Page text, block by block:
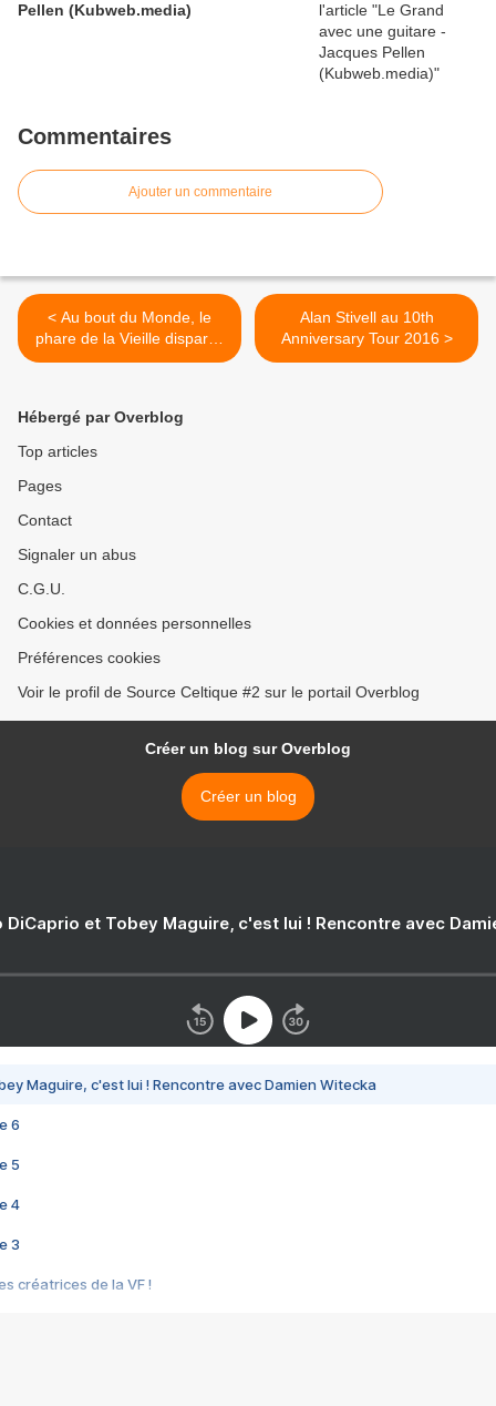
Pellen (Kubweb.media)
Commentaires
Ajouter un commentaire
< Au bout du Monde, le
phare de la Vieille disparait
dans les embruns
Alan Stivell au 10th
Anniversary Tour 2016 >
Hébergé par Overblog
Top articles
Pages
Contact
Signaler un abus
C.G.U.
Cookies et données personnelles
Préférences cookies
Voir le profil de Source Celtique #2 sur le portail Overblog
Créer un blog sur Overblog
Créer un blog
DiCaprio et Tobey Maguire, c'est lui ! Rencontre avec
Maguire, c'est lui ! Rencontre avec Damien Witecka
6
5
4
3
créatrices de la VF !